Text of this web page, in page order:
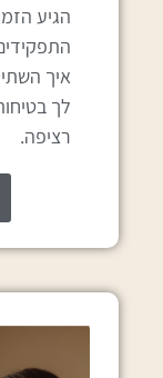
הגיע
איך
לך
רציפה.